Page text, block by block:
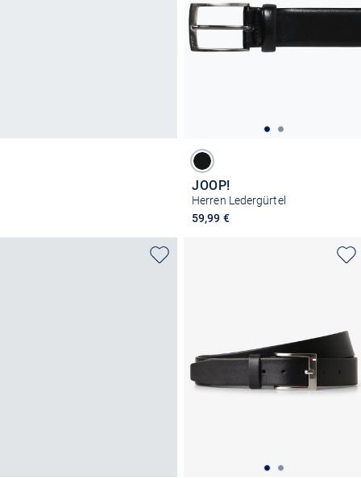
JOOP!
Herren Ledergürtel
59,99 €